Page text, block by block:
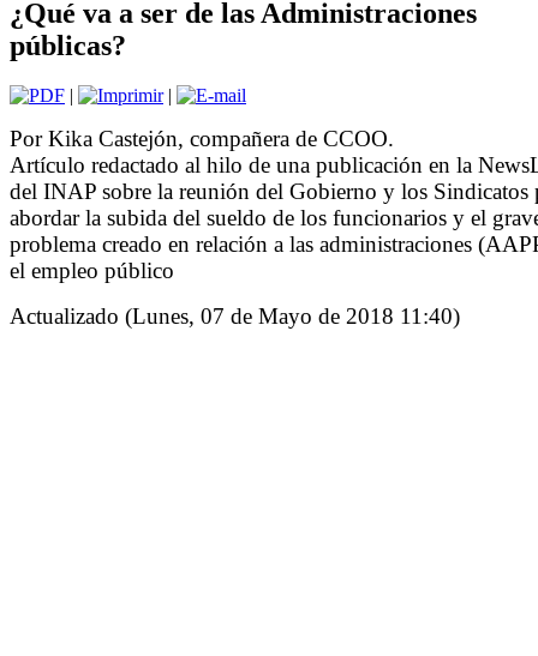
¿Qué va a ser de las Administraciones
públicas?
| |
Por Kika Castejón, compañera de CCOO.
Artículo redactado al hilo de una publicación en la
del INAP sobre la reunión del Gobierno y los Sindicatos
abordar la subida del sueldo de los funcionarios y el
problema creado en relación a las administraciones
el empleo público
Actualizado (Lunes, 07 de Mayo de 2018 11:40)